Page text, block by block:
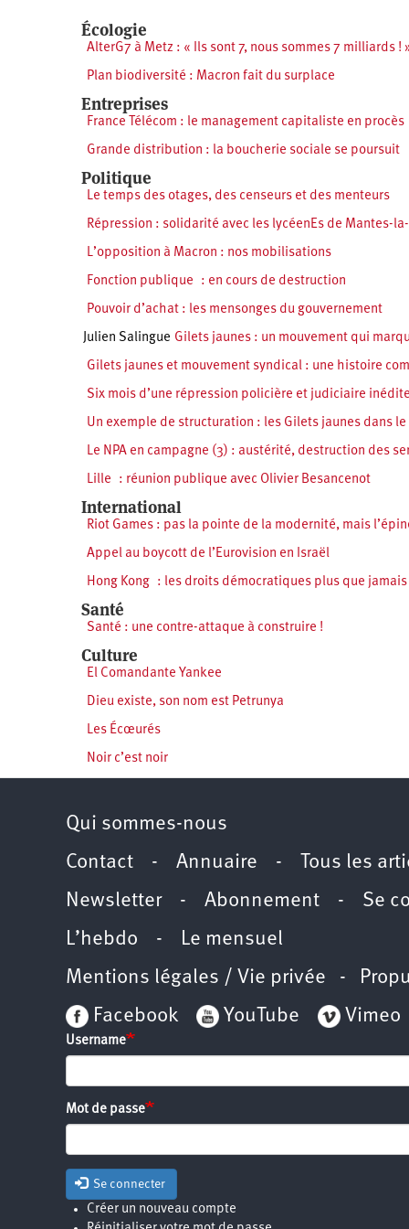
Écologie
AlterG7 à Metz : « Ils sont 7, nous sommes 7 milliards !
Plan biodiversité : Macron fait du surplace
Entreprises
France Télécom : le management capitaliste en procès
Grande distribution : la boucherie sociale se poursuit
Politique
Le temps des otages, des censeurs et des menteurs
Répression : solidarité avec les lycéenEs de Mantes-la-
L’opposition à Macron : nos mobilisations
Fonction publique : en cours de destruction
Pouvoir d’achat : les mensonges du gouvernement
Julien Salingue Gilets jaunes : un mouvement qui
Gilets jaunes et mouvement syndical : une histoire
Six mois d’une répression policière et judiciaire inédite
Un exemple de structuration : les Gilets jaunes dans le
Le NPA en campagne (3) : austérité, destruction des
Lille : réunion publique avec Olivier Besancenot
International
Riot Games : pas la pointe de la modernité, mais
Appel au boycott de l’Eurovision en Israël
Hong Kong : les droits démocratiques plus que jamais
Santé
Santé : une contre-attaque à construire !
Culture
El Comandante Yankee
Dieu existe, son nom est Petrunya
Les Écœurés
Noir c’est noir
Qui sommes-nous
Contact - Annuaire - Tous les
Newsletter- Abonnement - Se
L’hebdo - Le mensuel
Mentions légales / Vie privée -
Facebook
YouTube Vimeo
Username
Mot de passe
Se connecter
Créer un nouveau compte